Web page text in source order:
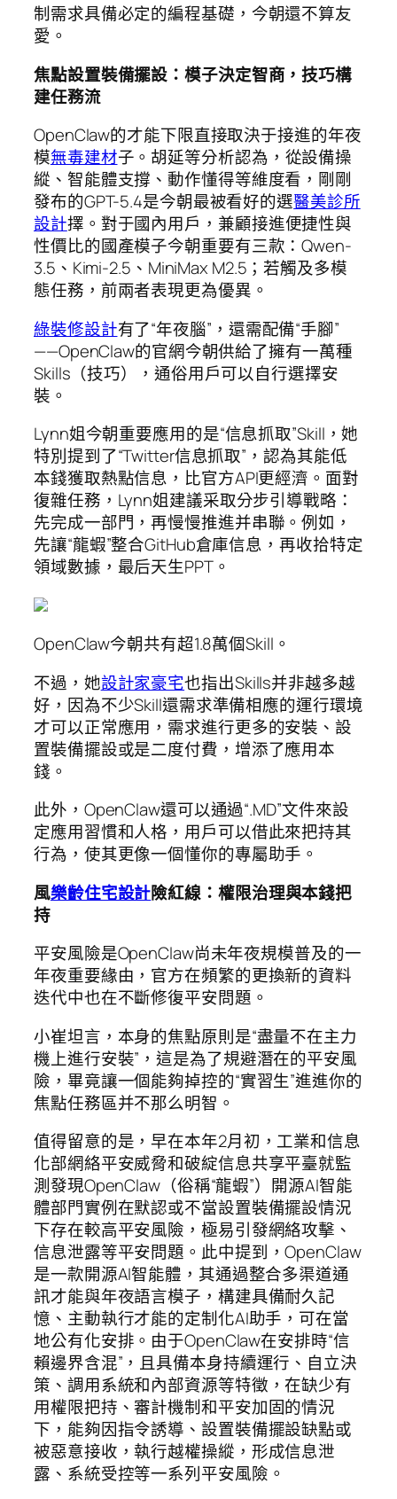
制需求具備必定的編程基礎，今朝還不算友
愛。
焦點設置裝備擺設：模子決定智商，技巧構
建任務流
OpenClaw的才能下限直接取決于接進的年夜
模無毒建材子。胡延等分析認為，從設備操
縱、智能體支撐、動作懂得等維度看，剛剛
發布的GPT-5.4是今朝最被看好的選醫美診所
設計擇。對于國內用戶，兼顧接進便捷性與
性價比的國產模子今朝重要有三款：Qwen-
3.5、Kimi-2.5、MiniMax M2.5；若觸及多模
態任務，前兩者表現更為優異。
綠裝修設計有了“年夜腦”，還需配備“手腳”
——OpenClaw的官網今朝供給了擁有一萬種
Skills（技巧），通俗用戶可以自行選擇安
裝。
Lynn姐今朝重要應用的是“信息抓取”Skill，她
特別提到了“Twitter信息抓取”，認為其能低
本錢獲取熱點信息，比官方API更經濟。面對
復雜任務，Lynn姐建議采取分步引導戰略：
先完成一部門，再慢慢推進并串聯。例如，
先讓“龍蝦”整合GitHub倉庫信息，再收拾特定
領域數據，最后天生PPT。
OpenClaw今朝共有超1.8萬個Skill。
不過，她設計家豪宅也指出Skills并非越多越
好，因為不少Skill還需求準備相應的運行環境
才可以正常應用，需求進行更多的安裝、設
置裝備擺設或是二度付費，增添了應用本
錢。
此外，OpenClaw還可以通過“.MD”文件來設
定應用習慣和人格，用戶可以借此來把持其
行為，使其更像一個懂你的專屬助手。
風樂齡住宅設計險紅線：權限治理與本錢把
持
平安風險是OpenClaw尚未年夜規模普及的一
年夜重要緣由，官方在頻繁的更換新的資料
迭代中也在不斷修復平安問題。
小崔坦言，本身的焦點原則是“盡量不在主力
機上進行安裝”，這是為了規避潛在的平安風
險，畢竟讓一個能夠掉控的“實習生”進進你的
焦點任務區并不那么明智。
值得留意的是，早在本年2月初，工業和信息
化部網絡平安威脅和破綻信息共享平臺就監
測發現OpenClaw（俗稱“龍蝦”）開源AI智能
體部門實例在默認或不當設置裝備擺設情況
下存在較高平安風險，極易引發網絡攻擊、
信息泄露等平安問題。此中提到，OpenClaw
是一款開源AI智能體，其通過整合多渠道通
訊才能與年夜語言模子，構建具備耐久記
憶、主動執行才能的定制化AI助手，可在當
地公有化安排。由于OpenClaw在安排時“信
賴邊界含混”，且具備本身持續運行、自立決
策、調用系統和內部資源等特徵，在缺少有
用權限把持、審計機制和平安加固的情況
下，能夠因指令誘導、設置裝備擺設缺點或
被惡意接收，執行越權操縱，形成信息泄
露、系統受控等一系列平安風險。